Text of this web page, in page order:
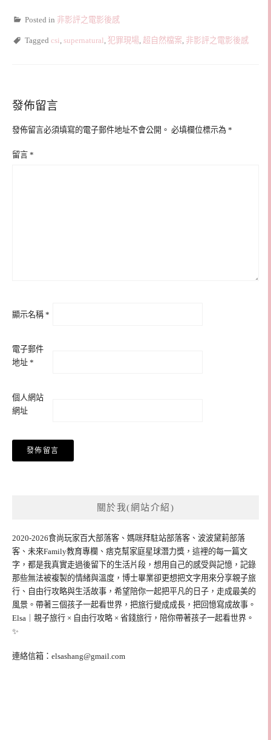
Posted in 非影評之電影後感
Tagged csi, supernatural, 犯罪現場, 超自然檔案, 非影評之電影後感
發佈留言
發佈留言必須填寫的電子郵件地址不會公開。 必填欄位標示為 *
留言 *
顯示名稱 *
電子郵件
地址 *
個人網站
網址
關於我(網站介紹)
2020-2026食尚玩家百大部落客、媽咪拜駐站部落客、波波黛莉部落
客、未來Family教育專欄、痞克幫家庭星球潛力獎，這裡的每一篇文
字，都是我真實走過後留下的生活片段，想用自己的感受與記憶，記錄
那些無法被複製的情緒與溫度，博士畢業卻更想把文字用來分享親子旅
行、自由行攻略與生活故事，希望陪你一起把平凡的日子，走成最美的
風景。帶著三個孩子一起看世界，把旅行變成成長，把回憶寫成故事。
Elsa｜親子旅行 × 自由行攻略 × 省錢旅行，陪你帶著孩子一起看世界。
✨
連絡信箱： elsashang@gmail.com